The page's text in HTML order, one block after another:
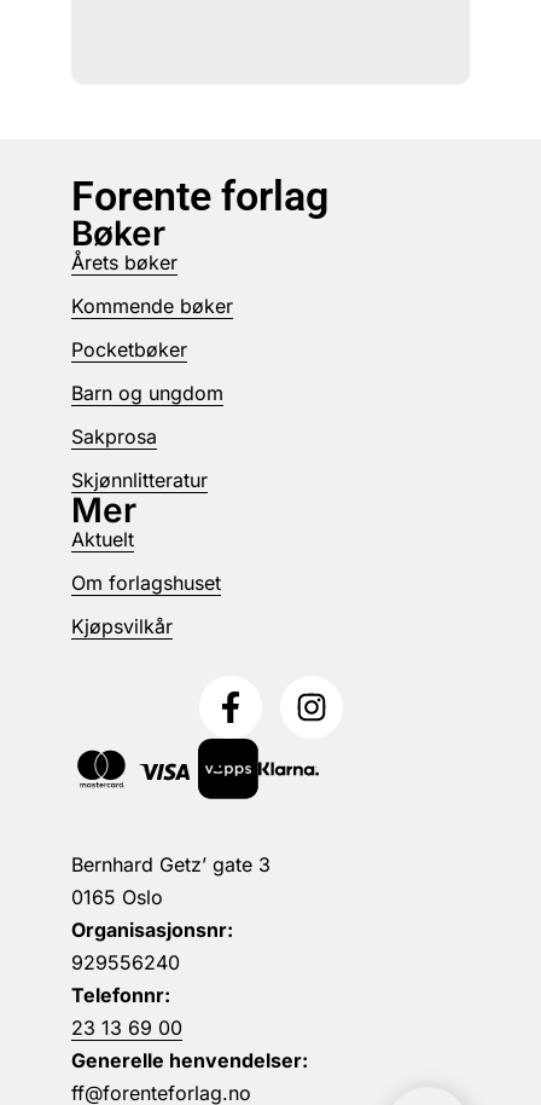
Forente forlag
Bernhard Getz’ gate 3
0165 Oslo
Organisasjonsnr:
929556240
Telefonnr:
23 13 69 00
Generelle henvendelser:
ff@forenteforlag.no
Bøker
Årets bøker
Kommende bøker
Pocketbøker
Barn og ungdom
Sakprosa
Skjønnlitteratur
Mer
Aktuelt
Om forlagshuset
Kjøpsvilkår